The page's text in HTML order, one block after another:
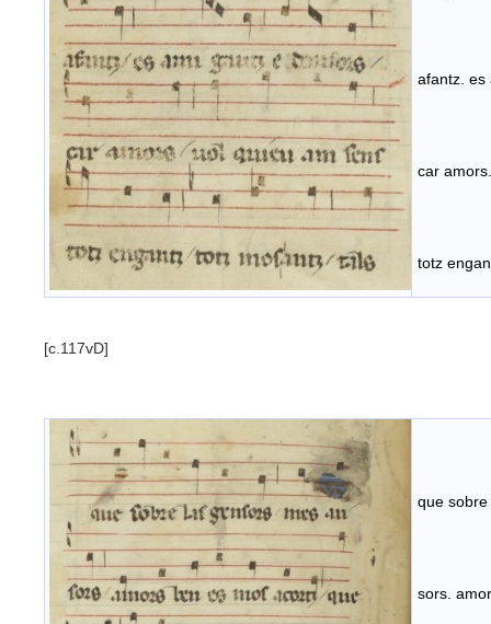
afantz. es
car
totz
[c.117vD]
que
sors.